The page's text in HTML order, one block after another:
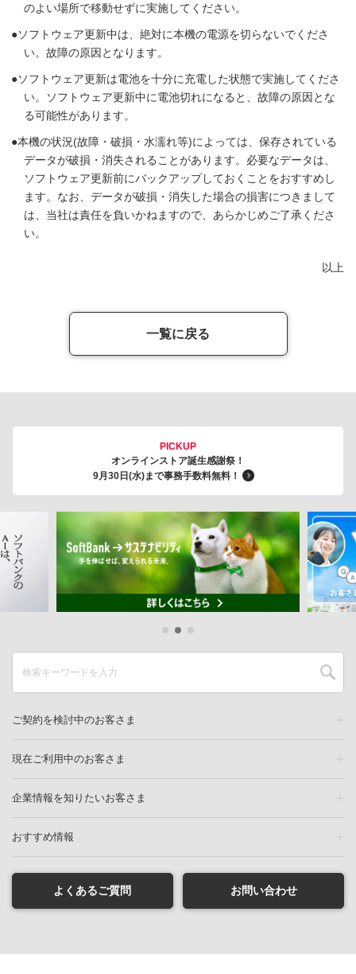
のよい場所で移動せずに実施してください。
ソフトウェア更新中は、絶対に本機の電源を切らないでくださ
い。故障の原因となります。
ソフトウェア更新は電池を十分に充電した状態で実施してくださ
い。ソフトウェア更新中に電池切れになると、故障の原因とな
る可能性があります。
本機の状況(故障・破損・水濡れ等)によっては、保存されている
データが破損・消失されることがあります。必要なデータは、
ソフトウェア更新前にバックアップしておくことをおすすめし
ます。なお、データが破損・消失した場合の損害につきまして
は、当社は責任を負いかねますので、あらかじめご了承くださ
い。
以上
一覧に戻る
PICKUP
オンラインストア誕生感謝祭！
9月30日(水)まで事務手数料無料！
ご契約を検討中のお客さま
現在ご利用中のお客さま
企業情報を知りたいお客さま
おすすめ情報
よくあるご質問 お問い合わせ